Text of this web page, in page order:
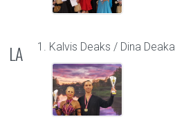
LA 1. Kalvis Deaks / Dina Deaka